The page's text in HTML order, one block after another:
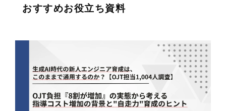
おすすめお役立ち資料